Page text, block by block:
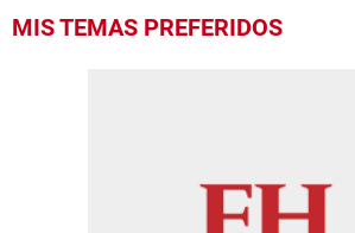
MIS TEMAS PREFERIDOS